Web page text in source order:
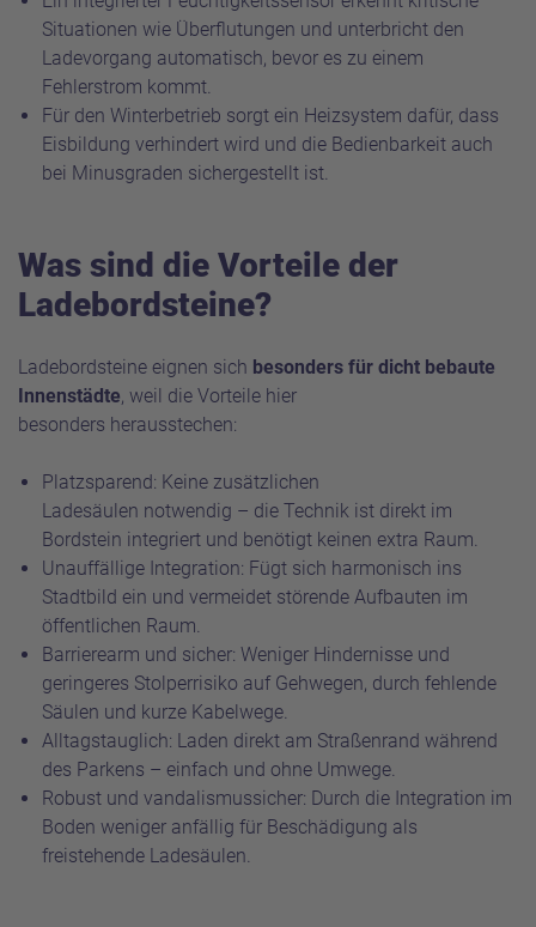
Situationen wie Überflutungen und unterbricht den
Ladevorgang automatisch, bevor es zu einem
Fehlerstrom kommt.
Für den Winterbetrieb sorgt ein Heizsystem dafür, dass
Eisbildung verhindert wird und die Bedienbarkeit auch
bei Minusgraden sichergestellt ist.
Was sind die Vorteile der
Ladebordsteine?
Ladebordsteine eignen sich besonders für dicht bebaute
Innenstädte, weil die Vorteile hier
besonders herausstechen:
Platzsparend: Keine zusätzlichen
Ladesäulen notwendig – die Technik ist direkt im
Bordstein integriert und benötigt keinen extra Raum.
Unauffällige Integration: Fügt sich harmonisch ins
Stadtbild ein und vermeidet störende Aufbauten im
öffentlichen Raum.
Barrierearm und sicher: Weniger Hindernisse und
geringeres Stolperrisiko auf Gehwegen, durch fehlende
Säulen und kurze Kabelwege.
Alltagstauglich: Laden direkt am Straßenrand während
des Parkens – einfach und ohne Umwege.
Robust und vandalismussicher: Durch die Integration im
Boden weniger anfällig für Beschädigung als
freistehende Ladesäulen.